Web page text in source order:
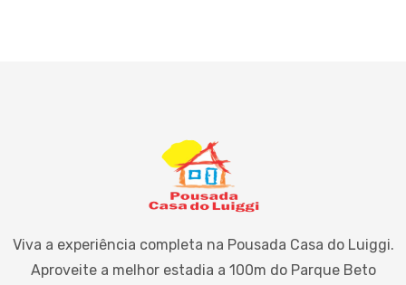
Viva a experiência completa na Pousada Casa do Luiggi.
Aproveite a melhor estadia a 100m do Parque Beto